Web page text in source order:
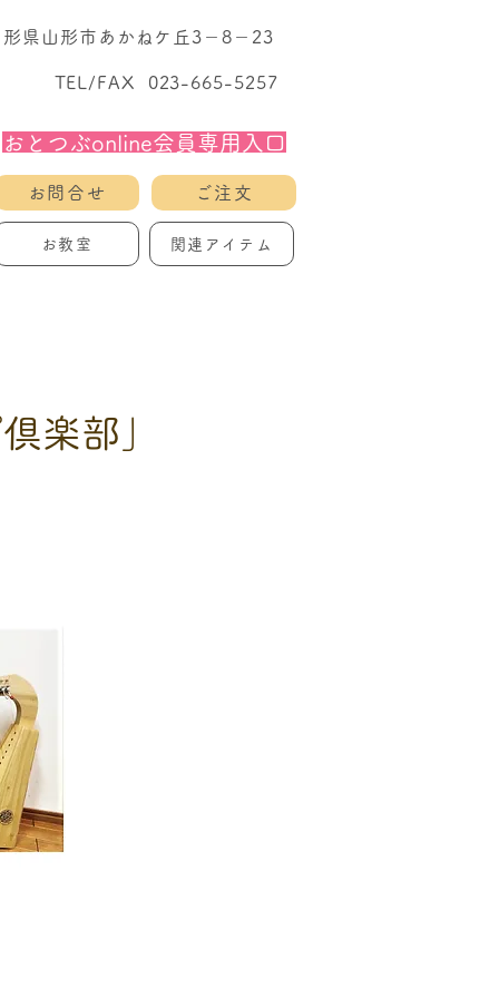
県山形市あかねケ丘3－8－23
TEL/FAX 023-665-5257
おとつぶonline会員専用入口
お問合せ ご注文
お教室 関連アイテム
楽部」